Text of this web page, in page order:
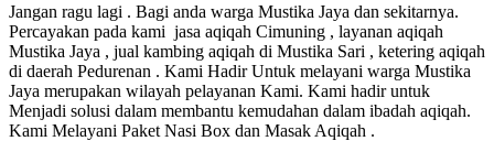
Jangan ragu lagi . Bagi anda warga Mustika Jaya dan sekitarnya.
Percayakan pada kami jasa aqiqah Cimuning , layanan aqiqah
Mustika Jaya , jual kambing aqiqah di Mustika Sari , ketering aqiqah
di daerah Pedurenan . Kami Hadir Untuk melayani warga Mustika
Jaya merupakan wilayah pelayanan Kami. Kami hadir untuk
Menjadi solusi dalam membantu kemudahan dalam ibadah aqiqah.
Kami Melayani Paket Nasi Box dan Masak Aqiqah .